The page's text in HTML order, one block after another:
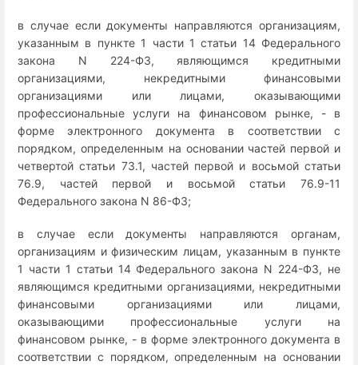
в случае если документы направляются организациям,
указанным в пункте 1 части 1 статьи 14 Федерального
закона N 224-ФЗ, являющимся кредитными
организациями, некредитными финансовыми
организациями или лицами, оказывающими
профессиональные услуги на финансовом рынке, - в
форме электронного документа в соответствии с
порядком, определенным на основании частей первой и
четвертой статьи 73.1, частей первой и восьмой статьи
76.9, частей первой и восьмой статьи 76.9-11
Федерального закона N 86-ФЗ;
в случае если документы направляются органам,
организациям и физическим лицам, указанным в пункте
1 части 1 статьи 14 Федерального закона N 224-ФЗ, не
являющимся кредитными организациями, некредитными
финансовыми организациями или лицами,
оказывающими профессиональные услуги на
финансовом рынке, - в форме электронного документа в
соответствии с порядком, определенным на основании